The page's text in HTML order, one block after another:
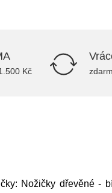
Kč
Nožičky dřevěné -